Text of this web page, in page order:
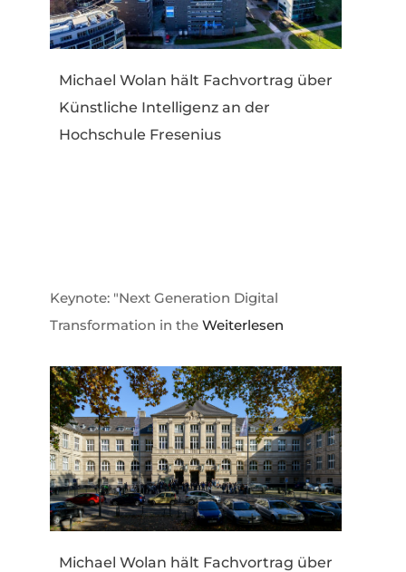
Michael Wolan hält Fachvortrag über
Künstliche Intelligenz an der
Hochschule Fresenius
Keynote: "Next Generation Digital
Transformation in the Weiterlesen
Michael Wolan hält Fachvortrag über